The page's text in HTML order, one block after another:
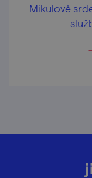
Mikulově